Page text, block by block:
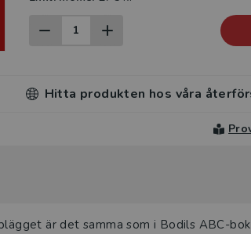
Hitta produkten hos våra
är det samma som i Bodils ABC-